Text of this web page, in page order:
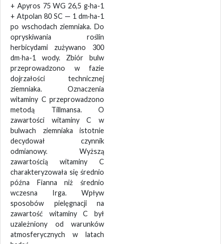
+ Apyros 75 WG 26,5 g·ha-1
+ Atpolan 80 SC — 1 dm·ha-1
po wschodach ziemniaka. Do
opryskiwania roślin
herbicydami zużywano 300
dm∙ha-1 wody. Zbiór bulw
przeprowadzono w fazie
dojrzałości technicznej
ziemniaka. Oznaczenia
witaminy C przeprowadzono
metodą Tillmansa. O
zawartości witaminy C w
bulwach ziemniaka istotnie
decydował czynnik
odmianowy. Wyższą
zawartością witaminy C
charakteryzowała się średnio
późna Fianna niż średnio
wczesna Irga. Wpływ
sposobów pielęgnacji na
zawartość witaminy C był
uzależniony od warunków
atmosferycznych w latach